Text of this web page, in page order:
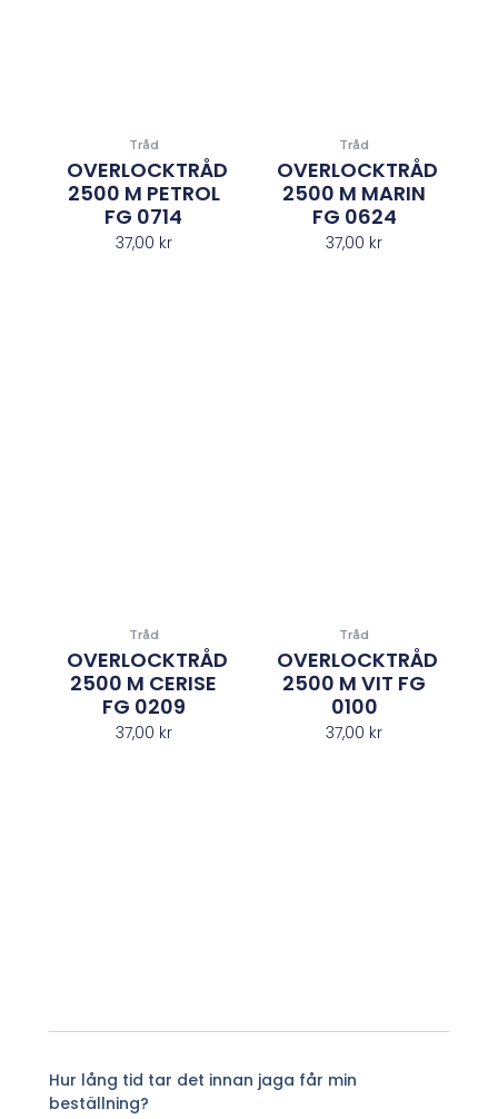
Tråd
OVERLOCKTRÅD
2500 M PETROL
FG 0714
37,00 kr
Tråd
OVERLOCKTRÅD
2500 M MARIN
FG 0624
37,00 kr
Tråd
OVERLOCKTRÅD
2500 M CERISE
FG 0209
37,00 kr
Tråd
OVERLOCKTRÅD
2500 M VIT FG
0100
37,00 kr
Hur lång tid tar det innan jaga får min
beställning?